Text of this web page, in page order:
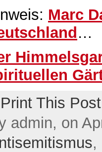
Marc
…
Print This Post
admin, on
,